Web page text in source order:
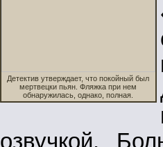
Детектив утверждает, что покойный был
мертвецки пьян. Фляжка при нем
обнаружилась, однако, полная.
озвучкой.